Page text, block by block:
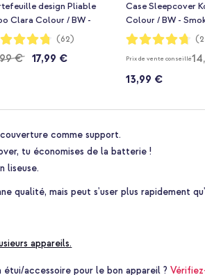
design Pliable
Clara Colour / BW -
(62)
€ 17,99 €
Case Sleepcover
Colour / BW -
Flowers
Notation:
94%
Prix de vente conseillé
13,99 €
comme support.
tu économises de la batterie !
liseuse.
qualité, mais peut s'user plus rapidement
appareils.
étui/accessoire pour le bon appareil ?